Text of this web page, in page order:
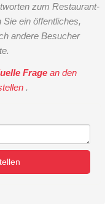
zum Restaurant-
Sie ein öffentliches,
andere Besucher
Frage an den
.